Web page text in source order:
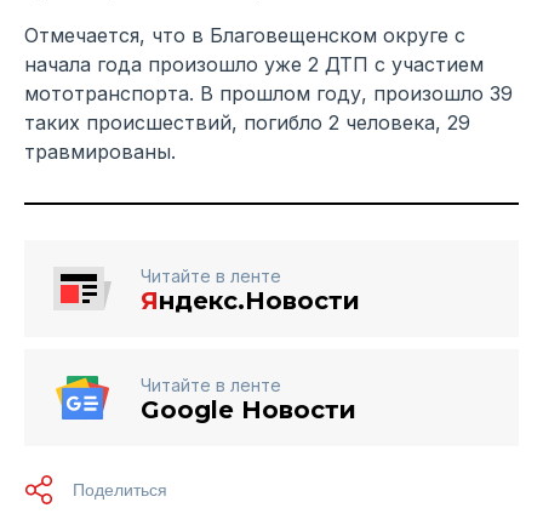
Отмечается, что в Благовещенском округе с
начала года произошло уже 2 ДТП с участием
мототранспорта. В прошлом году, произошло 39
таких происшествий, погибло 2 человека, 29
травмированы.
Читайте в ленте
Яндекс.Новости
Читайте в ленте
Google Новости